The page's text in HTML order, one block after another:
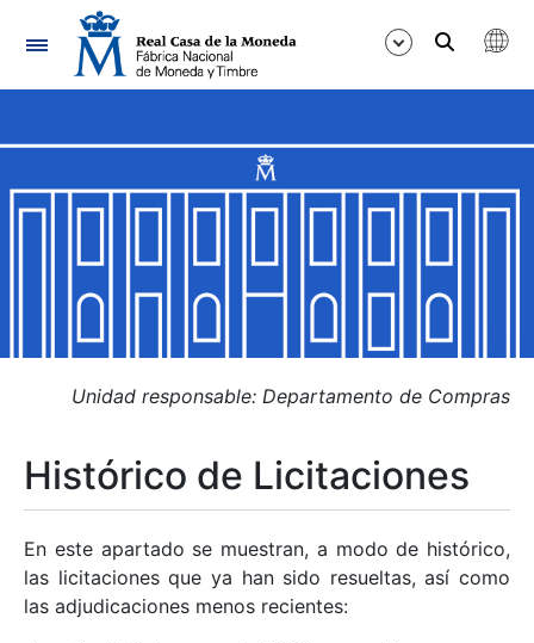
Navegación
Mostrar/Ocultar
Mostrar/Ocultar
Mostrar/Ocultar
Mostrar/Ocultar
Mostrar/Ocultar
Unidad responsable: Departamento de Compras
Histórico de Licitaciones
En este apartado se muestran, a modo de histórico,
las licitaciones que ya han sido resueltas, así como
las adjudicaciones menos recientes: